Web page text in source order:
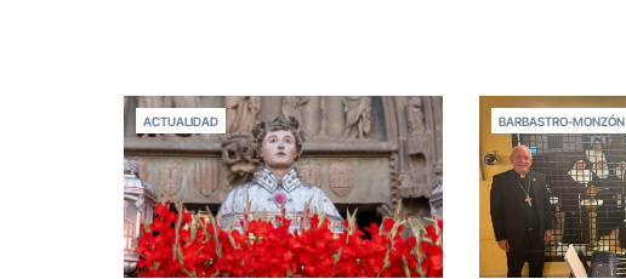
ACTUALIDAD BARBASTRO-MONZÓN